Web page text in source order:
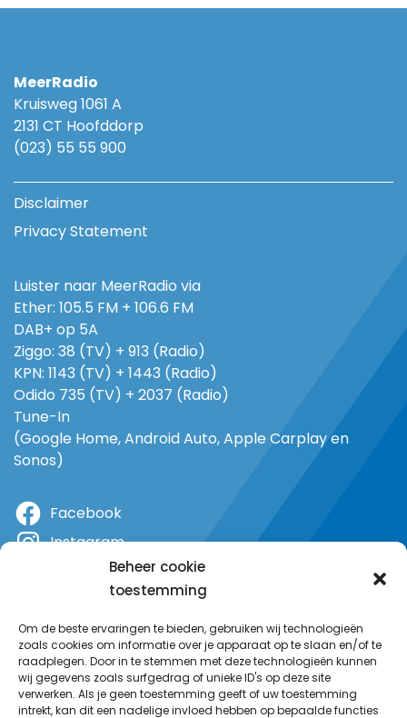
Beheer cookie
toestemming
Om de beste ervaringen te bieden, gebruiken wij technologieën
zoals cookies om informatie over je apparaat op te slaan en/of te
raadplegen. Door in te stemmen met deze technologieën kunnen
wij gegevens zoals surfgedrag of unieke ID's op deze site
verwerken. Als je geen toestemming geeft of uw toestemming
intrekt, kan dit een nadelige invloed hebben op bepaalde functies
MeerRadio
Kruisweg 1061 A
2131 CT Hoofddorp
(023) 55 55 900
Disclaimer
Privacy Statement
Luister naar MeerRadio via
Ether: 105.5 FM + 106.6 FM
DAB+ op 5A
Ziggo: 38 (TV) + 913 (Radio)
KPN: 1143 (TV) + 1443 (Radio)
Odido 735 (TV) + 2037 (Radio)
Tune-In
(Google Home, Android Auto, Apple Carplay en
Sonos)
Facebook
Instagram
YouTube